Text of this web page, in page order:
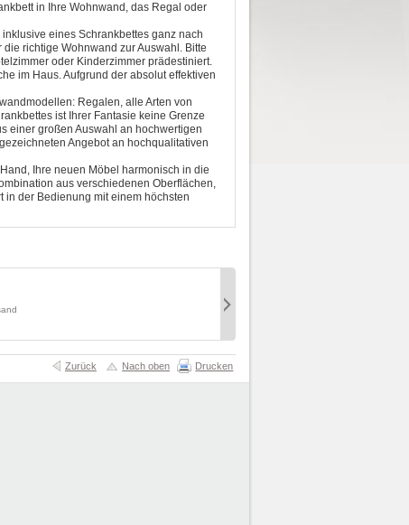
in Ihre Wohnwand, das Regal oder
eines Schrankbettes ganz nach
richtige Wohnwand zur Auswahl. Bitte
oder Kinderzimmer prädestiniert.
im Haus. Aufgrund der absolut effektiven
Regalen, alle Arten von
ist Ihrer Fantasie keine Grenze
einer großen Auswahl an hochwertigen
Angebot an hochqualitativen
Ihre neuen Möbel harmonisch in die
aus verschiedenen Oberflächen,
in der Bedienung mit einem höchsten
Zurück Nach oben Drucken